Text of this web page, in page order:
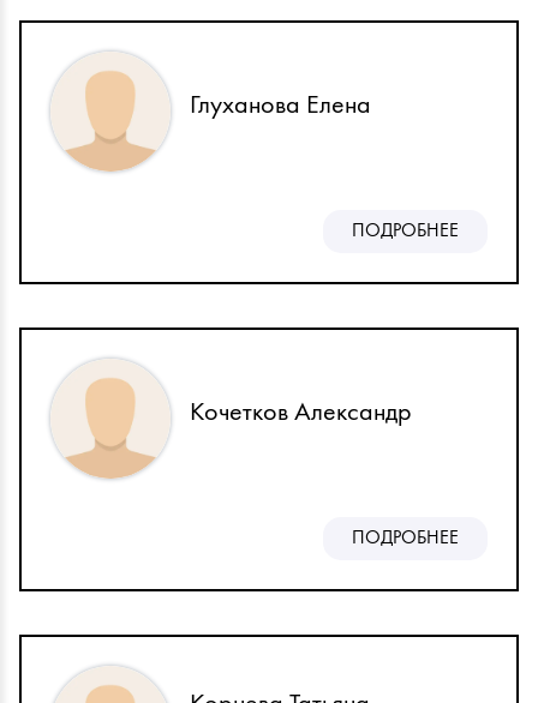
Глуханова Елена
ПОДРОБНЕЕ
Кочетков Александр
ПОДРОБНЕЕ